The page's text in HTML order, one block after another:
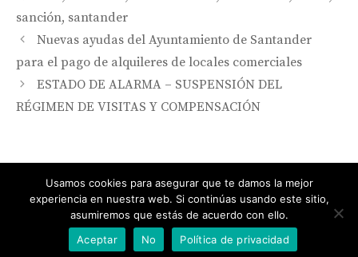
sanción, santander
Navegación
de
entradas
Nuevas ayudas del Ayuntamiento de Santander
para el pago de alquileres de locales comerciales
ESTADO DE ALARMA – SUSPENSIÓN DEL
RÉGIMEN DE VISITAS Y COMPENSACIÓN
© 2026 Bufete San Miguel Abogados Santander • Creado con
GeneratePress
Usamos cookies para asegurar que te damos la mejor
experiencia en nuestra web. Si continúas usando este sitio,
asumiremos que estás de acuerdo con ello.
Aceptar
No Política de privacidad